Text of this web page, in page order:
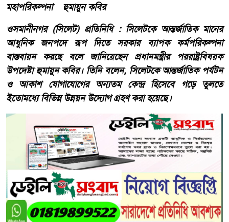
মহাপরিকল্পনা হুমায়ুন কবির
ওসমানীনগর (সিলেট) প্রতিনিধি : সিলেটকে আন্তর্জাতিক মানের
আধুনিক জনপদে রূপ দিতে সরকার ব্যাপক কর্মপরিকল্পনা
বাস্তবায়ন করছে বলে জানিয়েছেন প্রধানমন্ত্রীর পররাষ্ট্রবিষয়ক
উপদেষ্টা হুমায়ুন কবির। তিনি বলেন, সিলেটকে আন্তর্জাতিক পর্যটন
ও আকাশ যোগাযোগের অন্যতম কেন্দ্র হিসেবে গড়ে তুলতে
ইতোমধ্যে বিভিন্ন উন্নয়ন উদ্যোগ গ্রহণ করা হয়েছে।